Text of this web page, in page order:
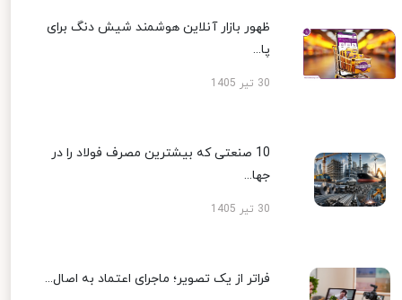
ظهور بازار آنلاین هوشمند شیش دنگ برای
پا...
30 تیر 1405
10 صنعتی که بیشترین مصرف فولاد را در
جها...
30 تیر 1405
فراتر از یک تصویر؛ ماجرای اعتماد به اصال...